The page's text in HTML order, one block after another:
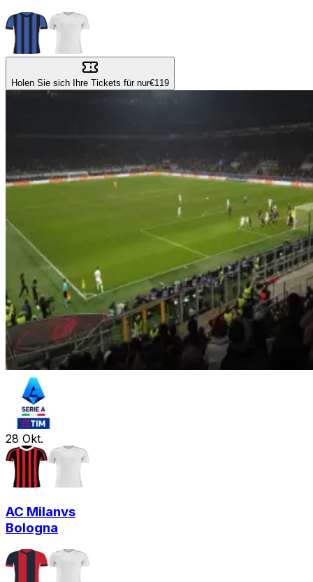
Holen Sie sich Ihre Tickets für nur€119
28 Okt.
AC Milanvs
Bologna